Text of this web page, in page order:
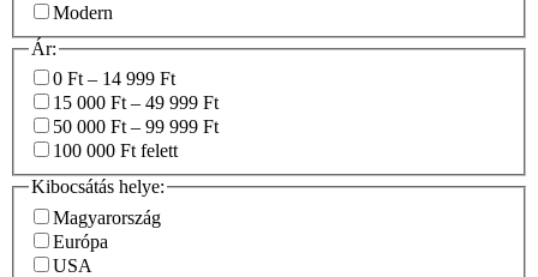
Modern
Ár:
0 Ft – 14 999 Ft
15 000 Ft – 49 999 Ft
50 000 Ft – 99 999 Ft
100 000 Ft felett
Kibocsátás helye:
Magyarország
Európa
USA